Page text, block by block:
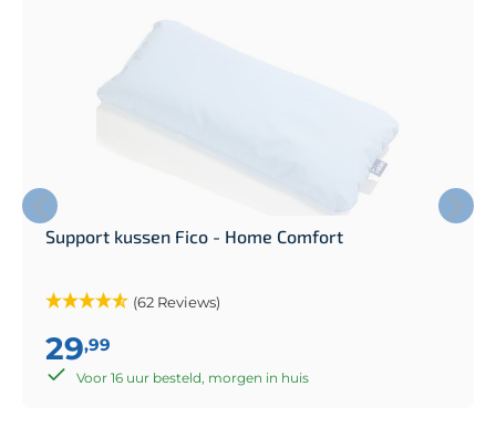
Support kussen Fico - Home Comfort
(62 Reviews)
29,99
Voor 16 uur besteld, morgen in huis